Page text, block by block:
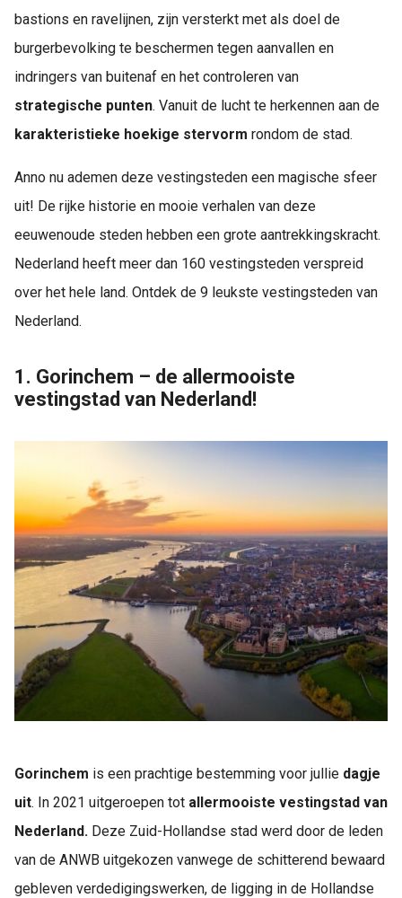
bastions en ravelijnen, zijn versterkt met als doel de
burgerbevolking te beschermen tegen aanvallen en
indringers van buitenaf en het controleren van
strategische punten. Vanuit de lucht te herkennen aan de
karakteristieke hoekige stervorm rondom de stad.
Anno nu ademen deze vestingsteden een magische sfeer
uit! De rijke historie en mooie verhalen van deze
eeuwenoude steden hebben een grote aantrekkingskracht.
Nederland heeft meer dan 160 vestingsteden verspreid
over het hele land. Ontdek de 9 leukste vestingsteden van
Nederland.
1. Gorinchem – de allermooiste
vestingstad van Nederland!
Gorinchem is een prachtige bestemming voor jullie dagje
uit. In 2021 uitgeroepen tot allermooiste vestingstad van
Nederland. Deze Zuid-Hollandse stad werd door de leden
van de ANWB uitgekozen vanwege de schitterend bewaard
gebleven verdedigingswerken, de ligging in de Hollandse